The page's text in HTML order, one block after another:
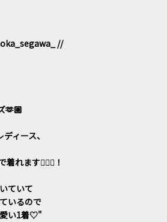
//
🫶🏼
ィース、
れます🙆🏻‍♀️！
ていて
いるので
い1着♡"